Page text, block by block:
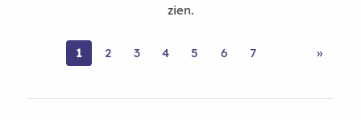
zien.
1 2 3 4 5 6 7 »